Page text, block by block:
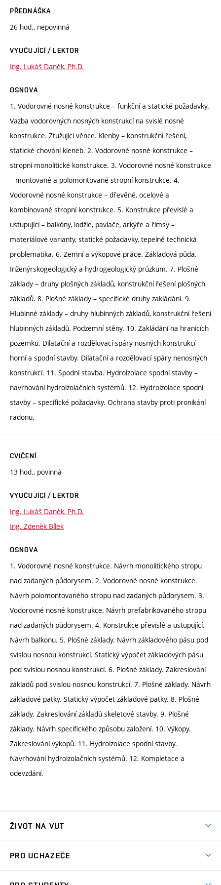
PŘEDNÁŠKA
26 hod., nepovinná
VYUČUJÍCÍ / LEKTOR
Ing. Lukáš Daněk, Ph.D.
OSNOVA
1. Vodorovné nosné konstrukce – funkční a statické požadavky.
Vazba vodorovných nosných konstrukcí na svislé nosné
konstrukce. Ztužující věnce. Klenby – konstrukční řešení,
statické chování kleneb. 2. Vodorovné nosné konstrukce –
stropní monolitické konstrukce. 3. Vodorovné nosné konstrukce
– montované a polomontované stropní konstrukce. 4.
Vodorovné nosné konstrukce – dřevěné, ocelové a
kombinované stropní konstrukce. 5. Konstrukce převislé a
ustupující – balkóny, lodžie, pavlače, arkýře a římsy –
materiálové varianty, statické požadavky, tepelně technická
problematika. 6. Zemní a výkopové práce. Základová půda.
Inženýrskogeologický a hydrogeologický průzkum. 7. Plošné
základy – druhy plošných základů, konstrukční řešení plošných
základů. 8. Plošné základy – specifické druhy zakládání. 9.
Hlubinné základy – druhy hlubinných základů, konstrukční řešení
hlubinných základů. Podzemní stěny. 10. Zakládání na hranicích
pozemku. Dilatační a rozdělovací spáry nosných konstrukcí
horní a spodní stavby. Dilatační a rozdělovací spáry nenosných
konstrukcí. 11. Spodní stavba. Hydroizolace spodní stavby –
navrhování hydroizolačních systémů. 12. Hydroizolace spodní
stavby – specifické požadavky. Ochrana stavby proti pronikání
radonu.
CVIČENÍ
13 hod., povinná
VYUČUJÍCÍ / LEKTOR
Ing. Lukáš Daněk, Ph.D.
Ing. Zdeněk Bílek
OSNOVA
1. Vodorovné nosné konstrukce. Návrh monolitického stropu
nad zadaných půdorysem. 2. Vodorovné nosné konstrukce.
Návrh polomontovaného stropu nad zadaných půdorysem. 3.
Vodorovné nosné konstrukce. Návrh prefabrikovaného stropu
nad zadaných půdorysem. 4. Konstrukce převislé a ustupující.
Návrh balkonu. 5. Plošné základy. Návrh základového pásu pod
svislou nosnou konstrukcí. Statický výpočet základových pásu
pod svislou nosnou konstrukcí. 6. Plošné základy. Zakreslování
základů pod svislou nosnou konstrukcí. 7. Plošné základy. Návrh
základové patky. Statický výpočet základové patky. 8. Plošné
základy. Zakreslování základů skeletové stavby. 9. Plošné
základy. Návrh specifického způsobu založení. 10. Výkopy.
Zakreslování výkopů. 11. Hydroizolace spodní stavby.
Navrhování hydroizolačních systémů. 12. Kompletace a
odevzdání.
ŽIVOT NA VUT
Koleje
PRO UCHAZEČE